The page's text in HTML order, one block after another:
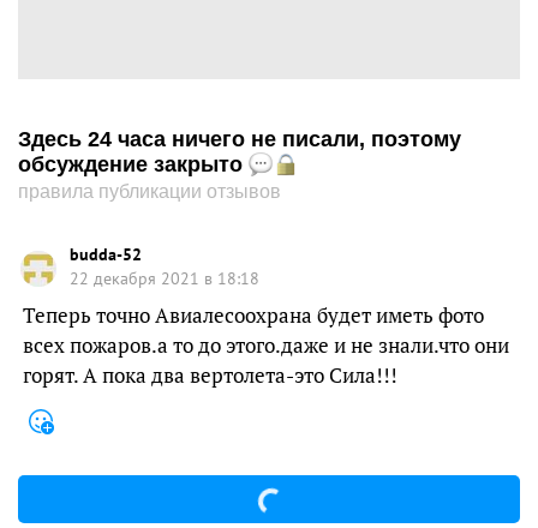
Здесь 24 часа ничего не писали, поэтому
обсуждение закрыто
правила публикации отзывов
budda-52
22 декабря 2021 в 18:18
Теперь точно Авиалесоохрана будет иметь фото
всех пожаров.а то до этого.даже и не знали.что они
горят. А пока два вертолета-это Сила!!!